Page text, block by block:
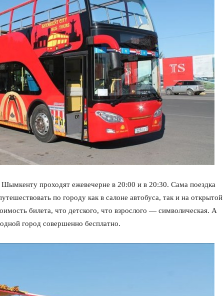
Шымкенту проходят ежевечерне в 20:00 и в 20:30. Сама поездка
по городу как в салоне автобуса, так и на открытой
билета, что детского, что взрослого — символическая. А
город совершенно бесплатно.